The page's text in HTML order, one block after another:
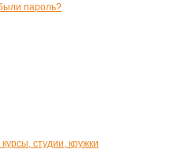
пароль?
студии, кружки